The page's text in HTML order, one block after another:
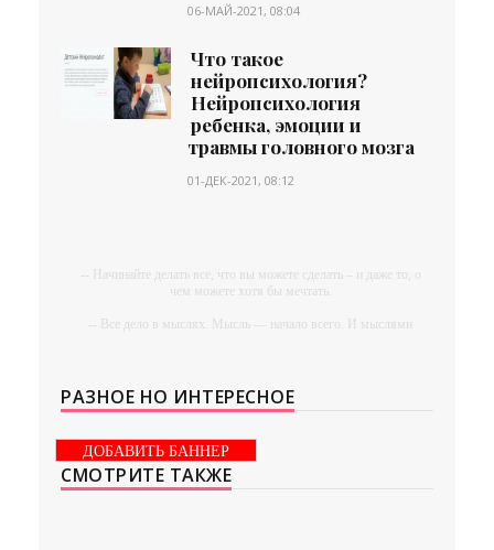
06-МАЙ-2021, 08:04
Что такое
нейропсихология?
Нейропсихология
ребенка, эмоции и
травмы головного мозга
01-ДЕК-2021, 08:12
-- Начинайте делать все, что вы можете сделать – и даже то, о
чем можете хотя бы мечтать.
-- Все дело в мыслях. Мысль — начало всего. И мыслями
-- Идите уверенно по направлению к мечте. Живите той
жизнью, которую вы сами себе придумали.
-- Самое большое богатство — это ум. Самая большая нищета
— глупость. Из всех страхов самый пугающий —
самолюбование.
РАЗНОЕ НО ИНТЕРЕСНОЕ
ДОБАВИТЬ БАННЕР
СМОТРИТЕ ТАКЖЕ